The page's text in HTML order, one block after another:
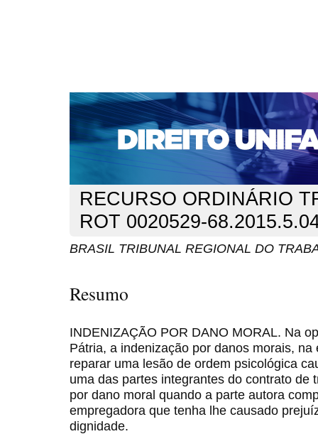
CAPA SOBRE ACESSO CADASTRO
NOTÍCIAS
EDIÇÕES DE Nº 1 A 100 WEBMAIL
Capa>n. 233 (2019) > TRIBUNAL REGIONAL DO TRABALHO
RECURSO ORDINÁRIO
ROT 0020529-
BRASIL TRIBUNAL REGIONAL DO
Resumo
INDENIZAÇÃO POR DANO MORAL. Na
Pátria, a indenização por danos morais,
reparar uma lesão de ordem psicológica
uma das partes integrantes do contrato de
por dano moral quando a parte autora
empregadora que tenha lhe causado
dignidade.